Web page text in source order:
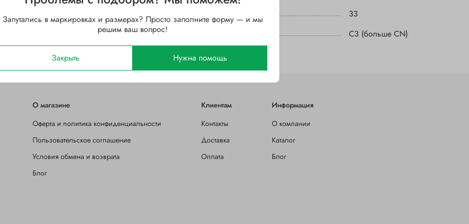
Ширина B, мм
33
Зазор
C3 (больше CN)
Открытый
О магазине
Оферта и политика конфиденциальности
Пользовательское соглашение
Условия обмена и возврата
Блог
Клиентам
Контакты
Доставка
Оплата
Информация
О компании
Каталог
Блог
Запутались в маркировках и размерах? Просто заполните форму — и мы
решим ваш вопрос!
Закрыть Нужна помощь